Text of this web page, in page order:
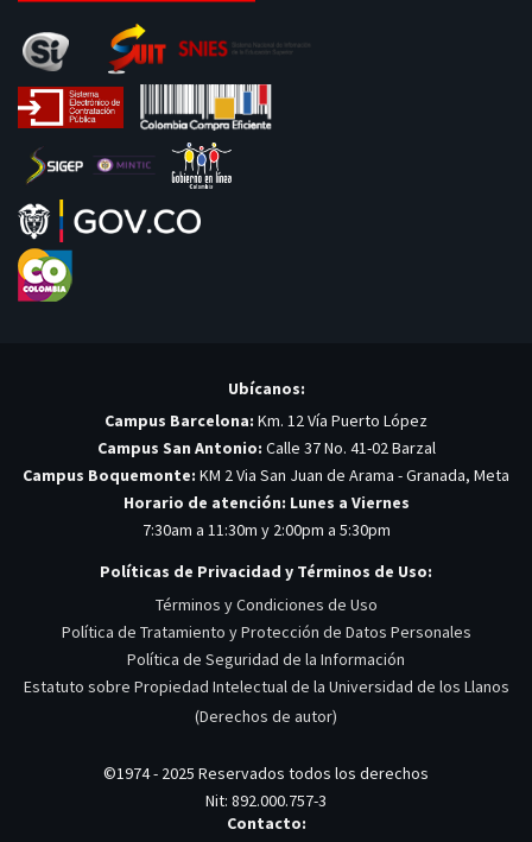
Ubícanos:
Campus Barcelona: Km. 12 Vía Puerto López
Campus San Antonio: Calle 37 No. 41-02 Barzal
Campus Boquemonte: KM 2 Via San Juan de Arama - Granada, Meta
Horario de atención: Lunes a Viernes
7:30am a 11:30m y 2:00pm a 5:30pm
Políticas de Privacidad y Términos de Uso:
Términos y Condiciones de Uso
Política de Tratamiento y Protección de Datos Personales
Política de Seguridad de la Información
Estatuto sobre Propiedad Intelectual de la Universidad de los Llanos
(Derechos de autor)
©1974 - 2025 Reservados todos los derechos
Nit: 892.000.757-3
Contacto: